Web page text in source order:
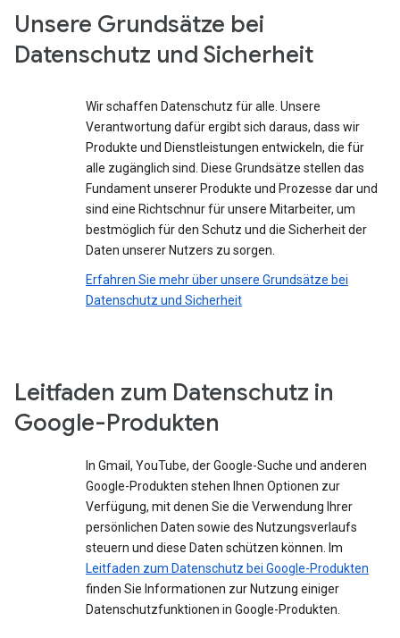
Unsere Grundsätze bei
Datenschutz und Sicherheit
Wir schaffen Datenschutz für alle. Unsere
Verantwortung dafür ergibt sich daraus, dass wir
Produkte und Dienstleistungen entwickeln, die für
alle zugänglich sind. Diese Grundsätze stellen das
Fundament unserer Produkte und Prozesse dar und
sind eine Richtschnur für unsere Mitarbeiter, um
bestmöglich für den Schutz und die Sicherheit der
Daten unserer Nutzers zu sorgen.
Erfahren Sie mehr über unsere Grundsätze bei
Datenschutz und Sicherheit
Leitfaden zum Datenschutz in
Google-Produkten
In Gmail, YouTube, der Google-Suche und anderen
Google-Produkten stehen Ihnen Optionen zur
Verfügung, mit denen Sie die Verwendung Ihrer
persönlichen Daten sowie des Nutzungsverlaufs
steuern und diese Daten schützen können. Im
Leitfaden zum Datenschutz bei Google-Produkten
finden Sie Informationen zur Nutzung einiger
Datenschutzfunktionen in Google-Produkten.